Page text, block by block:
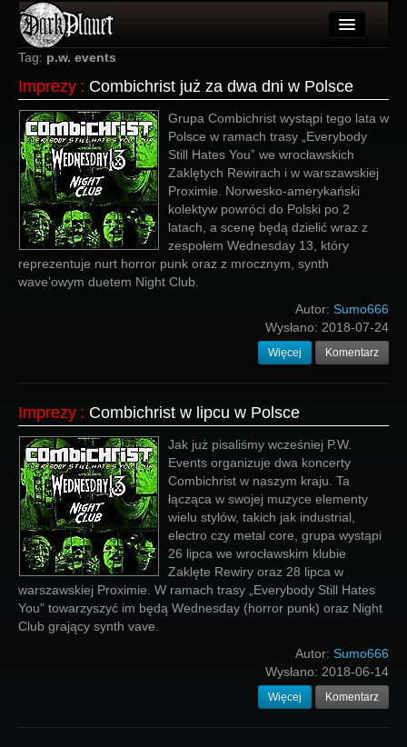
Artykuły
Użytkownicy
Wydarzenia
Galeria
Forum
Więcej
Login
Tag: p.w. events
Imprezy : Combichrist już za dwa dni w Polsce
Grupa Combichrist wystąpi tego lata w
Polsce w ramach trasy „Everybody
Still Hates You” we wrocławskich
Zaklętych Rewirach i w warszawskiej
Proximie. Norwesko-amerykański
kolektyw powróci do Polski po 2
latach, a scenę będą dzielić wraz z
zespołem Wednesday 13, który
reprezentuje nurt horror punk oraz z mrocznym, synth
wave’owym duetem Night Club.
Autor: Sumo666
Wysłano: 2018-07-24
Więcej Komentarz
Imprezy : Combichrist w lipcu w Polsce
Jak już pisaliśmy wcześniej P.W.
Events organizuje dwa koncerty
Combichrist w naszym kraju. Ta
łącząca w swojej muzyce elementy
wielu stylów, takich jak industrial,
electro czy metal core, grupa wystąpi
26 lipca we wrocławskim klubie
Zaklęte Rewiry oraz 28 lipca w
warszawskiej Proximie. W ramach trasy „Everybody Still Hates
You” towarzyszyć im będą Wednesday (horror punk) oraz Night
Club grający synth vave.
Autor: Sumo666
Wysłano: 2018-06-14
Więcej Komentarz